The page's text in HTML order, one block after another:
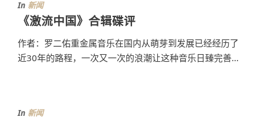
In 新闻
《激流中国》合辑碟评
作者：罗二佑重金属音乐在国内从萌芽到发展已经经历了
近30年的路程，一次又一次的浪潮让这种音乐日臻完善...
In 新闻